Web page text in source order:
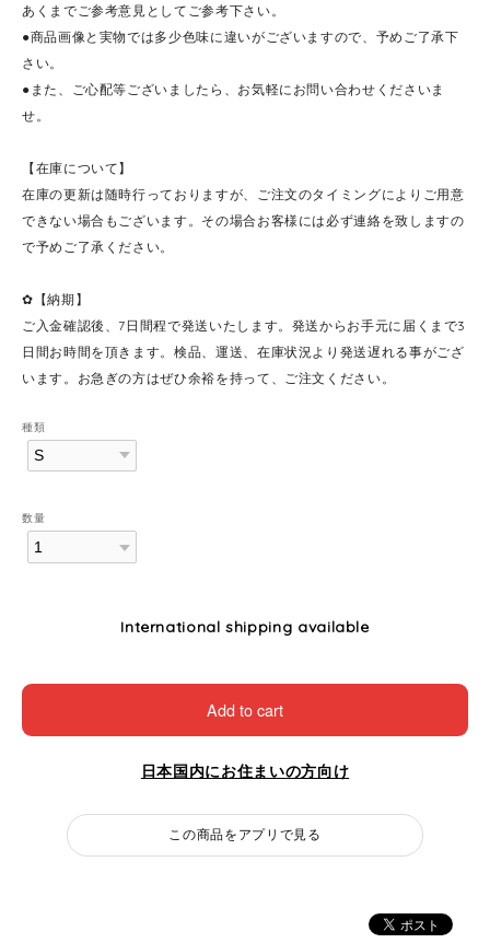
あくまでご参考意見としてご参考下さい。
●商品画像と実物では多少色味に違いがございますので、予めご了承下
さい。
●また、ご心配等ございましたら、お気軽にお問い合わせくださいま
せ。
【在庫について】
在庫の更新は随時行っておりますが、ご注文のタイミングによりご用意
できない場合もございます。その場合お客様には必ず連絡を致しますの
で予めご了承ください。
✿【納期】
ご入金確認後、7日間程で発送いたします。発送からお手元に届くまで3
日間お時間を頂きます。検品、運送、在庫状況より発送遅れる事がござ
います。お急ぎの方はぜひ余裕を持って、ご注文ください。
種類
数量
International shipping available
Add to cart
日本国内にお住まいの方向け
この商品をアプリで見る